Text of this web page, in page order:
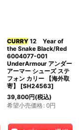
CURRY12 Year of
the Snake Black/Red
6004077-001
UnderArmour アンダー
アーマー シューズ ステ
フォン カリー 【海外取
寄】
[SH24563]
39,800円(税込)
希望小売価格: 0円